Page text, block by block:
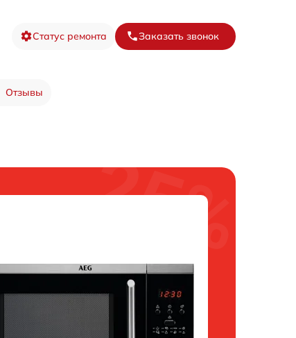
Статус ремонта Заказать звонок
Отзывы